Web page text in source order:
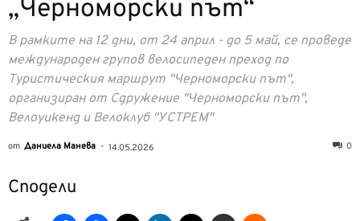
„Черноморски път“
В рамките на 12 дни, от 24 април - до 5 май, се проведе
международен групов велосипеден преход по
Туристическия маршрут "Черноморски път",
организиран от Сдружение "Черноморски път",
Велоуикенд и Велоклуб "УСТРЕМ"
от Даниела Манева - 14.05.2026 0
Сподели